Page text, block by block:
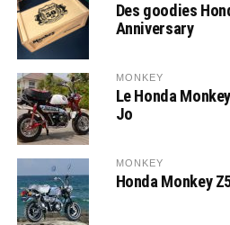
Des goodies
Anniversary
MONKEY
Le Honda
Jo
MONKEY
Honda Monkey